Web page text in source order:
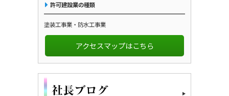
許可建設業の種類
塗装工事業・防水工事業
アクセスマップはこちら